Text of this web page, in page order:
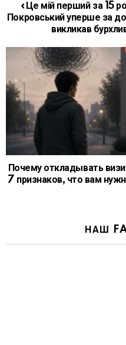
«Це мій перший за 15
Покровський уперше за
викликав
Почему откладывать
7 признаков, что вам
НАШ